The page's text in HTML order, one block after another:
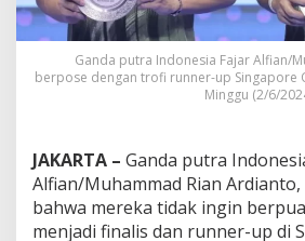
Ganda putra Indonesia Fajar Alfian/
berpose dengan trofi runner-up Singapore
Minggu (2/6/
JAKARTA – Ganda putra
Alfian/Muhammad Rian
bahwa mereka tidak ingin
menjadi finalis dan runner-up di